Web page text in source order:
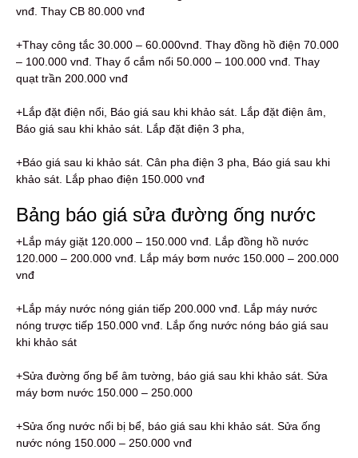
vnđ. Thay CB 80.000 vnđ
+Thay công tắc 30.000 – 60.000vnđ. Thay đồng hồ điện 70.000
– 100.000 vnđ. Thay ổ cắm nổi 50.000 – 100.000 vnđ. Thay
quạt trần 200.000 vnđ
+Lắp đặt điện nổi, Báo giá sau khi khảo sát. Lắp đặt điện âm,
Báo giá sau khi khảo sát. Lắp đặt điện 3 pha,
+Báo giá sau ki khảo sát. Cân pha điện 3 pha, Báo giá sau khi
khảo sát. Lắp phao điện 150.000 vnđ
Bảng báo giá sửa đường ống nước
+Lắp máy giặt 120.000 – 150.000 vnđ. Lắp đồng hồ nước
120.000 – 200.000 vnđ. Lắp máy bơm nước 150.000 – 200.000
vnđ
+Lắp máy nước nóng gián tiếp 200.000 vnđ. Lắp máy nước
nóng trược tiếp 150.000 vnđ. Lắp ống nước nóng báo giá sau
khi khảo sát
+Sửa đường ống bể âm tường, báo giá sau khi khảo sát. Sửa
máy bơm nước 150.000 – 250.000
+Sửa ống nước nổi bị bể, báo giá sau khi khảo sát. Sửa ống
nước nóng 150.000 – 250.000 vnđ